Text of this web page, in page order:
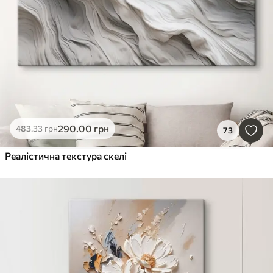
483.33грн290.00 грн 73
Реалістична текстура скелі